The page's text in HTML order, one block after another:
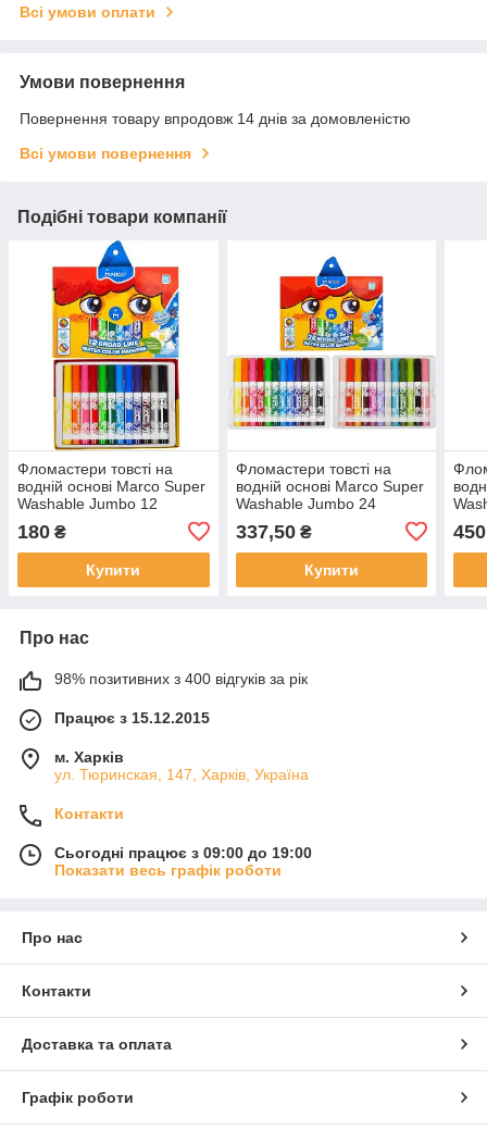
Всі умови оплати
Умови повернення
Повернення товару впродовж 14 днів за домовленістю
Всі умови повернення
Подібні товари компанії
Фломастери товсті на
водній основі Marco Super
Washable Jumbo 12
180 ₴
Купити
Фломастери товсті на
водній основі Marco Super
Washable Jumbo 24
337,50₴
Купити
450
Про нас
98% позитивних з 400 відгуків за рік
Працює з 15.12.2015
м. Харків
ул. Тюринская, 147, Харків, Україна
Контакти
Сьогодні працює з 09:00 до 19:00
Показати весь графік роботи
Про нас
Контакти
Доставка та оплата
Графік роботи